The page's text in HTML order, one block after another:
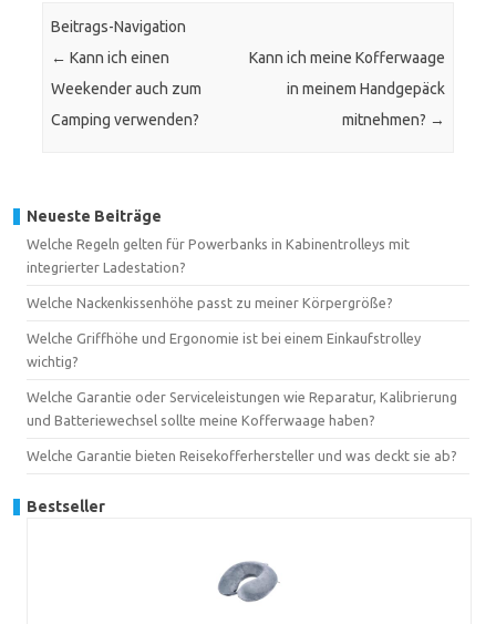
Beitrags-Navigation
← Kann ich einen
Weekender auch zum
Camping verwenden?
Kann ich meine Kofferwaage
in meinem Handgepäck
mitnehmen? →
Neueste Beiträge
Welche Regeln gelten für Powerbanks in Kabinentrolleys mit
integrierter Ladestation?
Welche Nackenkissenhöhe passt zu meiner Körpergröße?
Welche Griffhöhe und Ergonomie ist bei einem Einkaufstrolley
wichtig?
Welche Garantie oder Serviceleistungen wie Reparatur, Kalibrierung
und Batteriewechsel sollte meine Kofferwaage haben?
Welche Garantie bieten Reisekofferhersteller und was deckt sie ab?
Bestseller